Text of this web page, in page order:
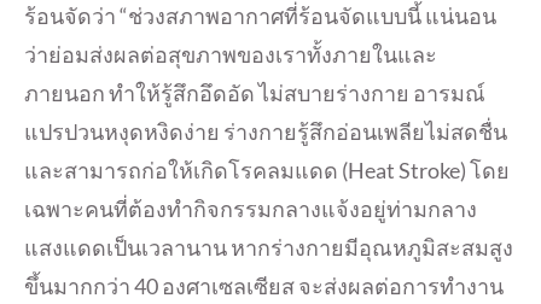
ร้อนจัดว่า “ช่วงสภาพอากาศที่ร้อนจัดแบบนี้ แน่นอน
ว่าย่อมส่งผลต่อสุขภาพของเราทั้งภายในและ
ภายนอก ทำให้รู้สึกอึดอัด ไม่สบายร่างกาย อารมณ์
แปรปวนหงุดหงิดง่าย ร่างกายรู้สึกอ่อนเพลียไม่สดชื่น
และสามารถก่อให้เกิดโรคลมแดด (Heat Stroke) โดย
เฉพาะคนที่ต้องทำกิจกรรมกลางแจ้งอยู่ท่ามกลาง
แสงแดดเป็นเวลานาน หากร่างกายมีอุณหภูมิสะสมสูง
ขึ้นมากกว่า 40 องศาเซลเซียส จะส่งผลต่อการทำงาน